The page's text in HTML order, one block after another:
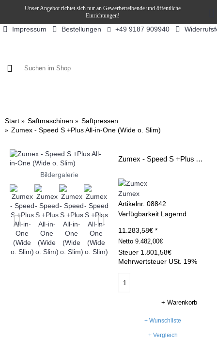
Unser Angebot richtet sich nur an Gewerbetreibende und öffentliche
Einrichtungen!
Impressum Bestellungen +49 9187 909940
Start Saftmaschinen
Saftpressen
Zumex - Speed S +Plus All-in-One (Wide o. Slim)
Bildergalerie
Zumex - Speed S +Plus All-in-One (Wide o. Slim)
Zumex
Artikelnr. 08842
Verfügbarkeit Lagernd
11.283,58€ *
Netto 9.482,00€
Steuer 1.801,58€
Mehrwertsteuer USt. 19%
+ Warenkorb
+ Wunschliste
+ Vergleich